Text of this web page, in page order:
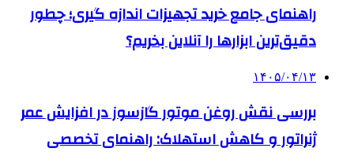
راهنمای جامع خرید تجهیزات اندازه گیری؛ چطور
دقیق‌ترین ابزارها را آنلاین بخریم؟
۱۴۰۵/۰۴/۱۳
بررسی نقش روغن موتور گازسوز در افزایش عمر
ژنراتور و کاهش استهلاک: راهنمای تخصصی